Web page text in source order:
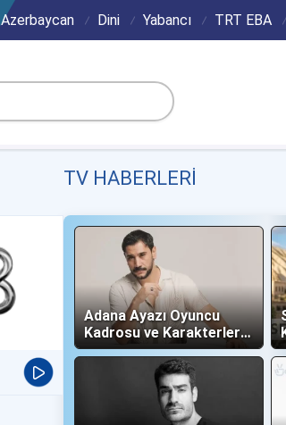
Azerbaycan Dini Yabancı TRT EBA
TV HABERLERI
Adana Ayazı Oyuncu
Kadrosu ve Karakterleri
(Now TV)